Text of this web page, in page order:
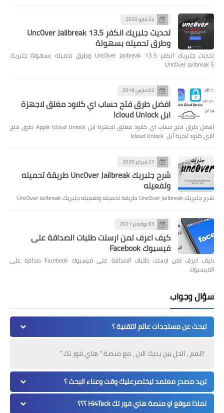
24 مايو 2020
تحديث جلبريك انكفر Unc0ver Jailbreak 13.5
وطرق تحميله بسهولة
تحديث جلبريك انكفر Unc0ver Jailbreak 13.5 وطرق تحميله بسهولة جلبريك
Unc0ver Jailbreak 5
02 مارس 2019
افضل طرق فتح حساب اي كلاود مغلق لاجهزة
ابل Icloud Unlock
افضل طرق فتح حساب اي كلاود مغلق لاجهزة ابل Apple Icloud Unlock طرق فتح
الاي كلاود لاجزة آبل Icloud Unlock
27 فبراير 2020
شرح جلبريك Unc0ver Jailbreak طريقة تحميله
وتفعيله
شرح جلبريك Unc0ver Jailbreak طريقة تحميله وتفعيله جلبريك Unc0ver Jailbreak
03 نوفمبر 2021
كيف اعرف لمن ارسلت طلبات الصداقة على
فيسبوك Facebook
كيف اعرف لمن ارسلت طلبات الصداقة على فيسبوك Facebook صداقة على
الفيسبوك
سؤال وجواب
تبحث عن مستجدات عالم التقنية ؟
!!نعم , الحل بين يديك الان ، مع منصة " هاي فور تك "
تريد مصدر معتمد ليختصرعليك وقت وعناء البحث ؟
لماذا موقع او منصة هاي فور تك Hi4Teck ؟؟؟